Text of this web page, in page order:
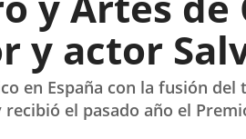
up
window.
y actor
en España con la fusión
el pasado año el